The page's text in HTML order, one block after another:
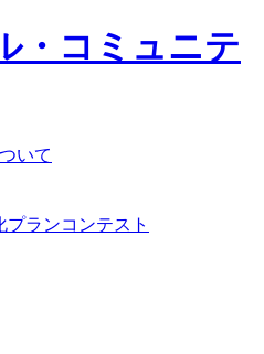
いて
ランコンテスト